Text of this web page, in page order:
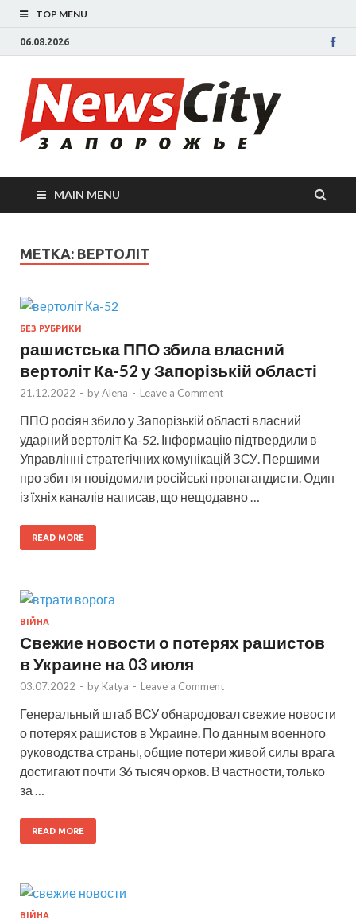
TOP MENU
06.08.2026
MAIN MENU
МЕТКА: ВЕРТОЛІТ
БЕЗ РУБРИКИ
рашистська ППО збила власний
вертоліт Ка-52 у Запорізькій області
21.12.2022 - byAlena - Leave a Comment
ППО росіян збило у Запорізькій області власний
ударний вертоліт Ка-52. Інформацію підтвердили в
Управлінні стратегічних комунікацій ЗСУ. Першими
про збиття повідомили російські пропагандисти. Один
із їхніх каналів написав, що нещодавно …
READ MORE
ВІЙНА
Свежие новости о потерях рашистов
в Украине на 03 июля
03.07.2022 - by Katya - Leave a Comment
Генеральный штаб ВСУ обнародовал свежие новости
о потерях рашистов в Украине. По данным военного
руководства страны, общие потери живой силы врага
достигают почти 36 тысяч орков. В частности, только
за …
READ MORE
ВІЙНА